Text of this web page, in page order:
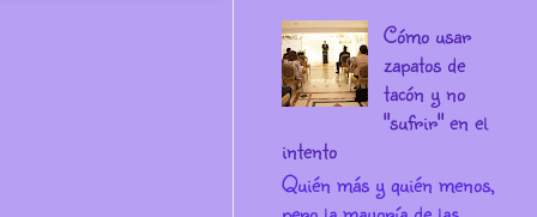
Cómo usar
zapatos de
tacón y no
"sufrir" en el
intento
Quién más y quién menos,